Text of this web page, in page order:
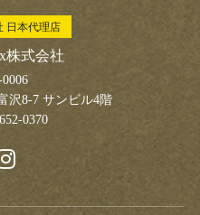
日本代理店
株式会社
沢8-7 サンビル4階
0370